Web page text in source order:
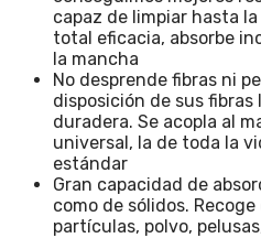
capaz de limpiar hasta
total eficacia, absorbe
la mancha
No desprende fibras ni
disposición de sus
duradera. Se acopla al
universal, la de toda la
estándar
Gran capacidad de
como de sólidos.
partículas, polvo,